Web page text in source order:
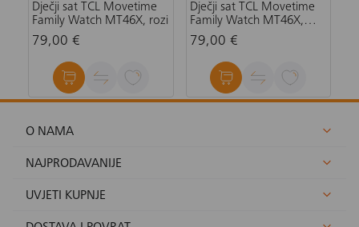
Dječji sat TCL Movetime
Family Watch MT46X, rozi
79,00 €
Dječji sat TCL Movetime
Family Watch MT46X,
plavi
79,00 €
O NAMA
NAJPRODAVANIJE
UVJETI KUPNJE